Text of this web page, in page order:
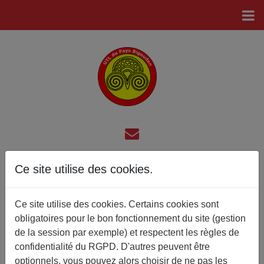
Retour du voyage en Pays
Nantais
Les photos du groupe des participants au voyage du 4 au 8
Mai 2026 sont ci-dessous :
Garenne_Lemot_large
et
Ce site utilise des cookies.
Ce site utilise des cookies. Certains cookies sont
obligatoires pour le bon fonctionnement du site (gestion
de la session par exemple) et respectent les règles de
confidentialité du RGPD. D'autres peuvent être
optionnels, vous pouvez alors choisir de ne pas les